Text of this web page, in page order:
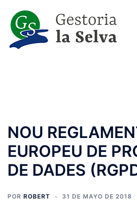
contenido
NOU
EUROPEU DE
DE DADES
POR ROBERT 31 DE MAYO DE 2018